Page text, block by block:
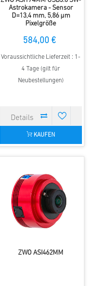
Astrokamera - Sensor
D=13,4 mm, 5,86 µm
Pixelgröße
584,00 €
Voraussichtliche Lieferzeit : 1-
4 Tage (gilt für
Neubestellungen)
KAUFEN
ZWO ASI462MM